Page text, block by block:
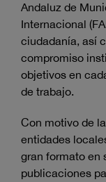
Andaluz de
Internacional
ciudadanía, así
compromiso
objetivos en
de trabajo.
Con motivo de
entidades
gran formato en
publicaciones